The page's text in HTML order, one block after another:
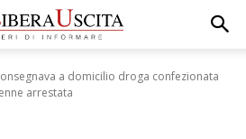
a domicilio droga confezionata
arrestata